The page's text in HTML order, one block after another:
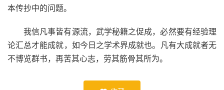
本传抄中的问题。
我信凡事皆有源流，武学秘籍之促成，必然要有经验理
论汇总才能成就，如今日之学术界成就也。凡有大成就者无
不博览群书，再苦其心志，劳其筋骨其所为。